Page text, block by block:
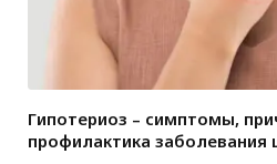
Гипотериоз – симптомы,
профилактика